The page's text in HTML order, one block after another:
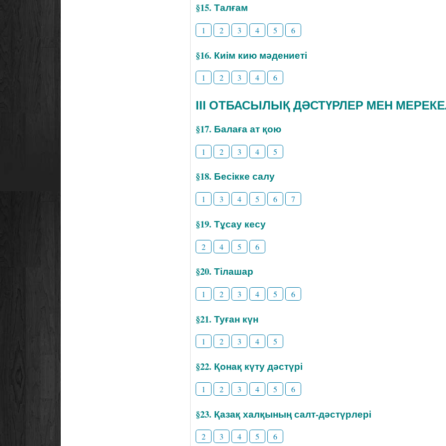
§15. Талғам
1 2 3 4 5 6
§16. Киім кию мәдениеті
1 2 3 4 6
ІІІ ОТБАСЫЛЫҚ ДӘСТҮРЛЕР МЕН
§17. Балаға ат қою
1 2 3 4 5
§18. Бесікке салу
1 3 4 5 6 7
§19. Тұсау кесу
2 4 5 6
§20. Тілашар
1 2 3 4 5 6
§21. Туған күн
1 2 3 4 5
§22. Қонақ күту дәстүрі
1 2 3 4 5 6
§23. Қазақ халқының салт-дәстүрлері
2 3 4 5 6